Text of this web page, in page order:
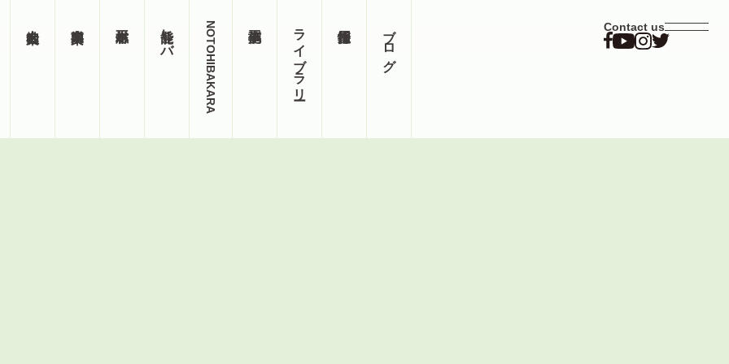
能登ヒバ NOTOHIBAKARA ライブラリー ブログ Contact us